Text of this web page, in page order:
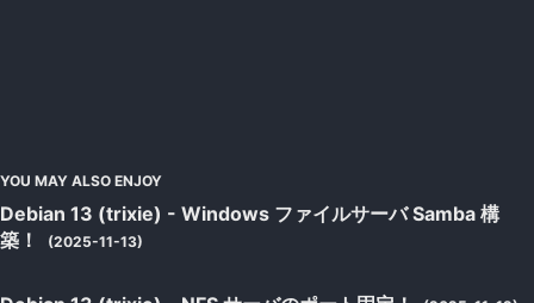
YOU MAY ALSO ENJOY
Debian 13 (trixie) - Windows ファイルサーバ Samba 構
築！
(2025-11-13)